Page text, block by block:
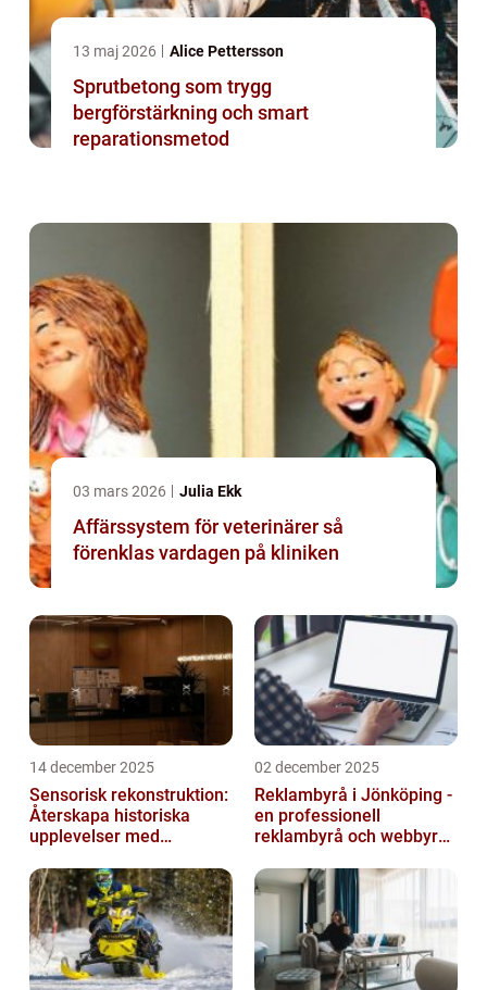
13 maj 2026 Alice Pettersson
Sprutbetong som trygg
bergförstärkning och smart
reparationsmetod
03 mars 2026 Julia Ekk
Affärssystem för veterinärer så
förenklas vardagen på kliniken
14 december 2025
Sensorisk rekonstruktion:
Återskapa historiska
upplevelser med
02 december 2025
Reklambyrå i Jönköping -
en professionell
reklambyrå och webbyrå
kommunikati...